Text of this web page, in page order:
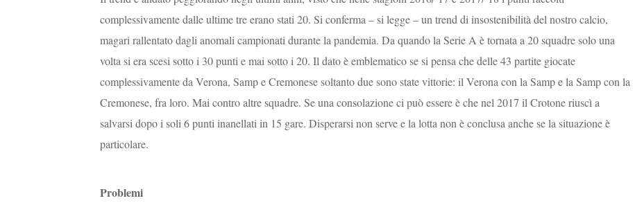
complessivamente dalle ultime tre erano stati 20. Si conferma – si legge – un trend di insostenibilità del nostro calcio,
magari rallentato dagli anomali campionati durante la pandemia. Da quando la Serie A è tornata a 20 squadre solo una
volta si era scesi sotto i 30 punti e mai sotto i 20. Il dato è emblematico se si pensa che delle 43 partite giocate
complessivamente da Verona, Samp e Cremonese soltanto due sono state vittorie: il Verona con la Samp e la Samp con la
Cremonese, fra loro. Mai contro altre squadre. Se una consolazione ci può essere è che nel 2017 il Crotone riuscì a
salvarsi dopo i soli 6 punti inanellati in 15 gare. Disperarsi non serve e la lotta non è conclusa anche se la situazione è
particolare.
Problemi